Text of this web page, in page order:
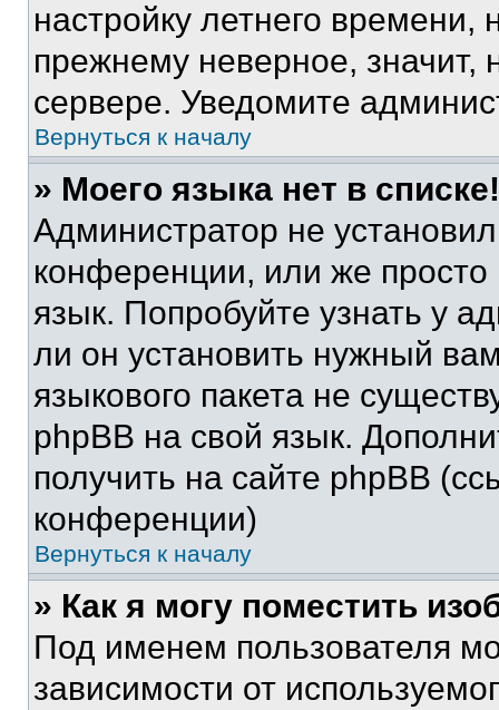
настройку летнего
прежнему неверное, значит,
сервере. Уведомите
Вернуться к началу
» Моего языка нет в списке!
Администратор не
конференции, или же
язык. Попробуйте узнать у
ли он установить нужный
языкового пакета не
phpBB на свой язык.
получить на сайте phpBB
конференции)
Вернуться к началу
» Как я могу поместить
Под именем пользователя
зависимости от